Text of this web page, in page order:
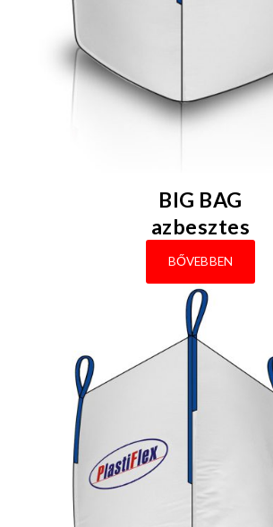
BIG BAG
azbesztes
BŐVEBBEN